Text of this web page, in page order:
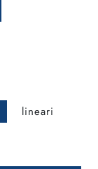
lineari